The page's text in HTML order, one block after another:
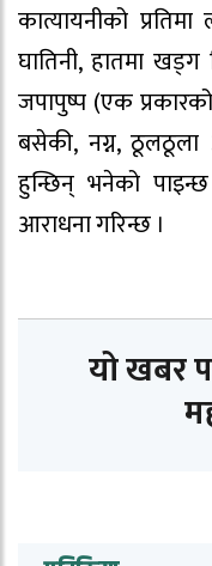
कात्यायनीको
घातिनी, हातमा
जपापुष्प (एक
बसेकी, नग्न,
हुन्छिन् भनेको
आराधना गरिन्छ ।
यो खबर